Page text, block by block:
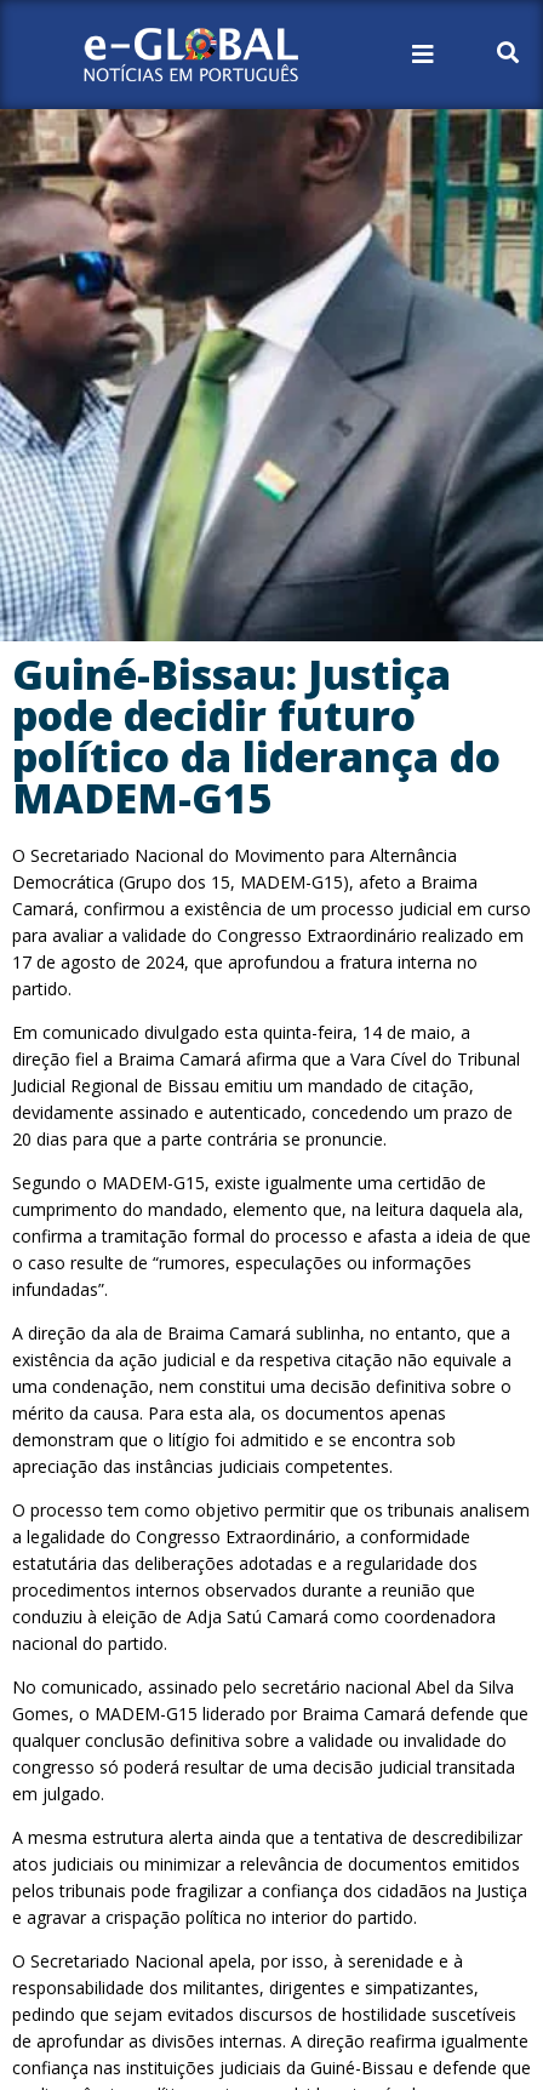
Guiné-Bissau: Justiça
pode decidir futuro
político da liderança do
MADEM-G15
O Secretariado Nacional do Movimento para Alternância
Democrática (Grupo dos 15, MADEM-G15), afeto a Braima
Camará, confirmou a existência de um processo judicial em curso
para avaliar a validade do Congresso Extraordinário realizado em
17 de agosto de 2024, que aprofundou a fratura interna no
partido.
Em comunicado divulgado esta quinta-feira, 14 de maio, a
direção fiel a Braima Camará afirma que a Vara Cível do Tribunal
Judicial Regional de Bissau emitiu um mandado de citação,
devidamente assinado e autenticado, concedendo um prazo de
20 dias para que a parte contrária se pronuncie.
Segundo o MADEM-G15, existe igualmente uma certidão de
cumprimento do mandado, elemento que, na leitura daquela ala,
confirma a tramitação formal do processo e afasta a ideia de que
o caso resulte de “rumores, especulações ou informações
infundadas”.
A direção da ala de Braima Camará sublinha, no entanto, que a
existência da ação judicial e da respetiva citação não equivale a
uma condenação, nem constitui uma decisão definitiva sobre o
mérito da causa. Para esta ala, os documentos apenas
demonstram que o litígio foi admitido e se encontra sob
apreciação das instâncias judiciais competentes.
O processo tem como objetivo permitir que os tribunais analisem
a legalidade do Congresso Extraordinário, a conformidade
estatutária das deliberações adotadas e a regularidade dos
procedimentos internos observados durante a reunião que
conduziu à eleição de Adja Satú Camará como coordenadora
nacional do partido.
No comunicado, assinado pelo secretário nacional Abel da Silva
Gomes, o MADEM-G15 liderado por Braima Camará defende que
qualquer conclusão definitiva sobre a validade ou invalidade do
congresso só poderá resultar de uma decisão judicial transitada
em julgado.
A mesma estrutura alerta ainda que a tentativa de descredibilizar
atos judiciais ou minimizar a relevância de documentos emitidos
pelos tribunais pode fragilizar a confiança dos cidadãos na Justiça
e agravar a crispação política no interior do partido.
O Secretariado Nacional apela, por isso, à serenidade e à
responsabilidade dos militantes, dirigentes e simpatizantes,
pedindo que sejam evitados discursos de hostilidade suscetíveis
de aprofundar as divisões internas. A direção reafirma igualmente
confiança nas instituições judiciais da Guiné-Bissau e defende que